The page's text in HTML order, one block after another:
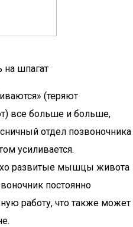
на шпагат
(теряют
все больше и больше,
отдел позвоночника
усиливается.
развитые мышцы живота
постоянно
работу, что также может